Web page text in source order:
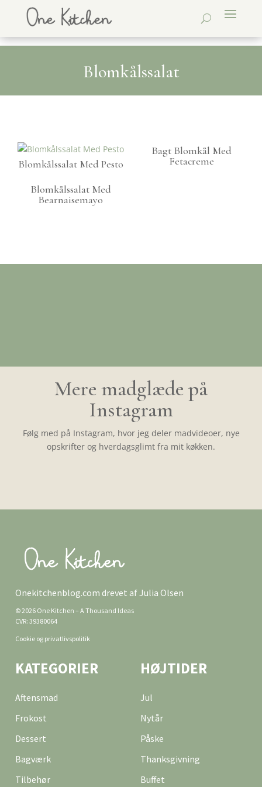
Blomkålssalat
Blomkålssalat Med Pesto
Bagt Blomkål Med
Fetacreme
Blomkålssalat Med
Bearnaisemayo
Mere madglæde på
Instagram
Følg med på Instagram, hvor jeg deler madvideoer, nye
opskrifter og hverdagsglimt fra mit køkken.
Onekitchenblog.com drevet af Julia Olsen
© 2026 One Kitchen – A Thousand Ideas
CVR: 39380064
Cookie og privatlivspolitik
KATEGORIER
Aftensmad
Frokost
Dessert
Bagværk
Tilbehør
HØJTIDER
Jul
Nytår
Påske
Thanksgivning
Buffet